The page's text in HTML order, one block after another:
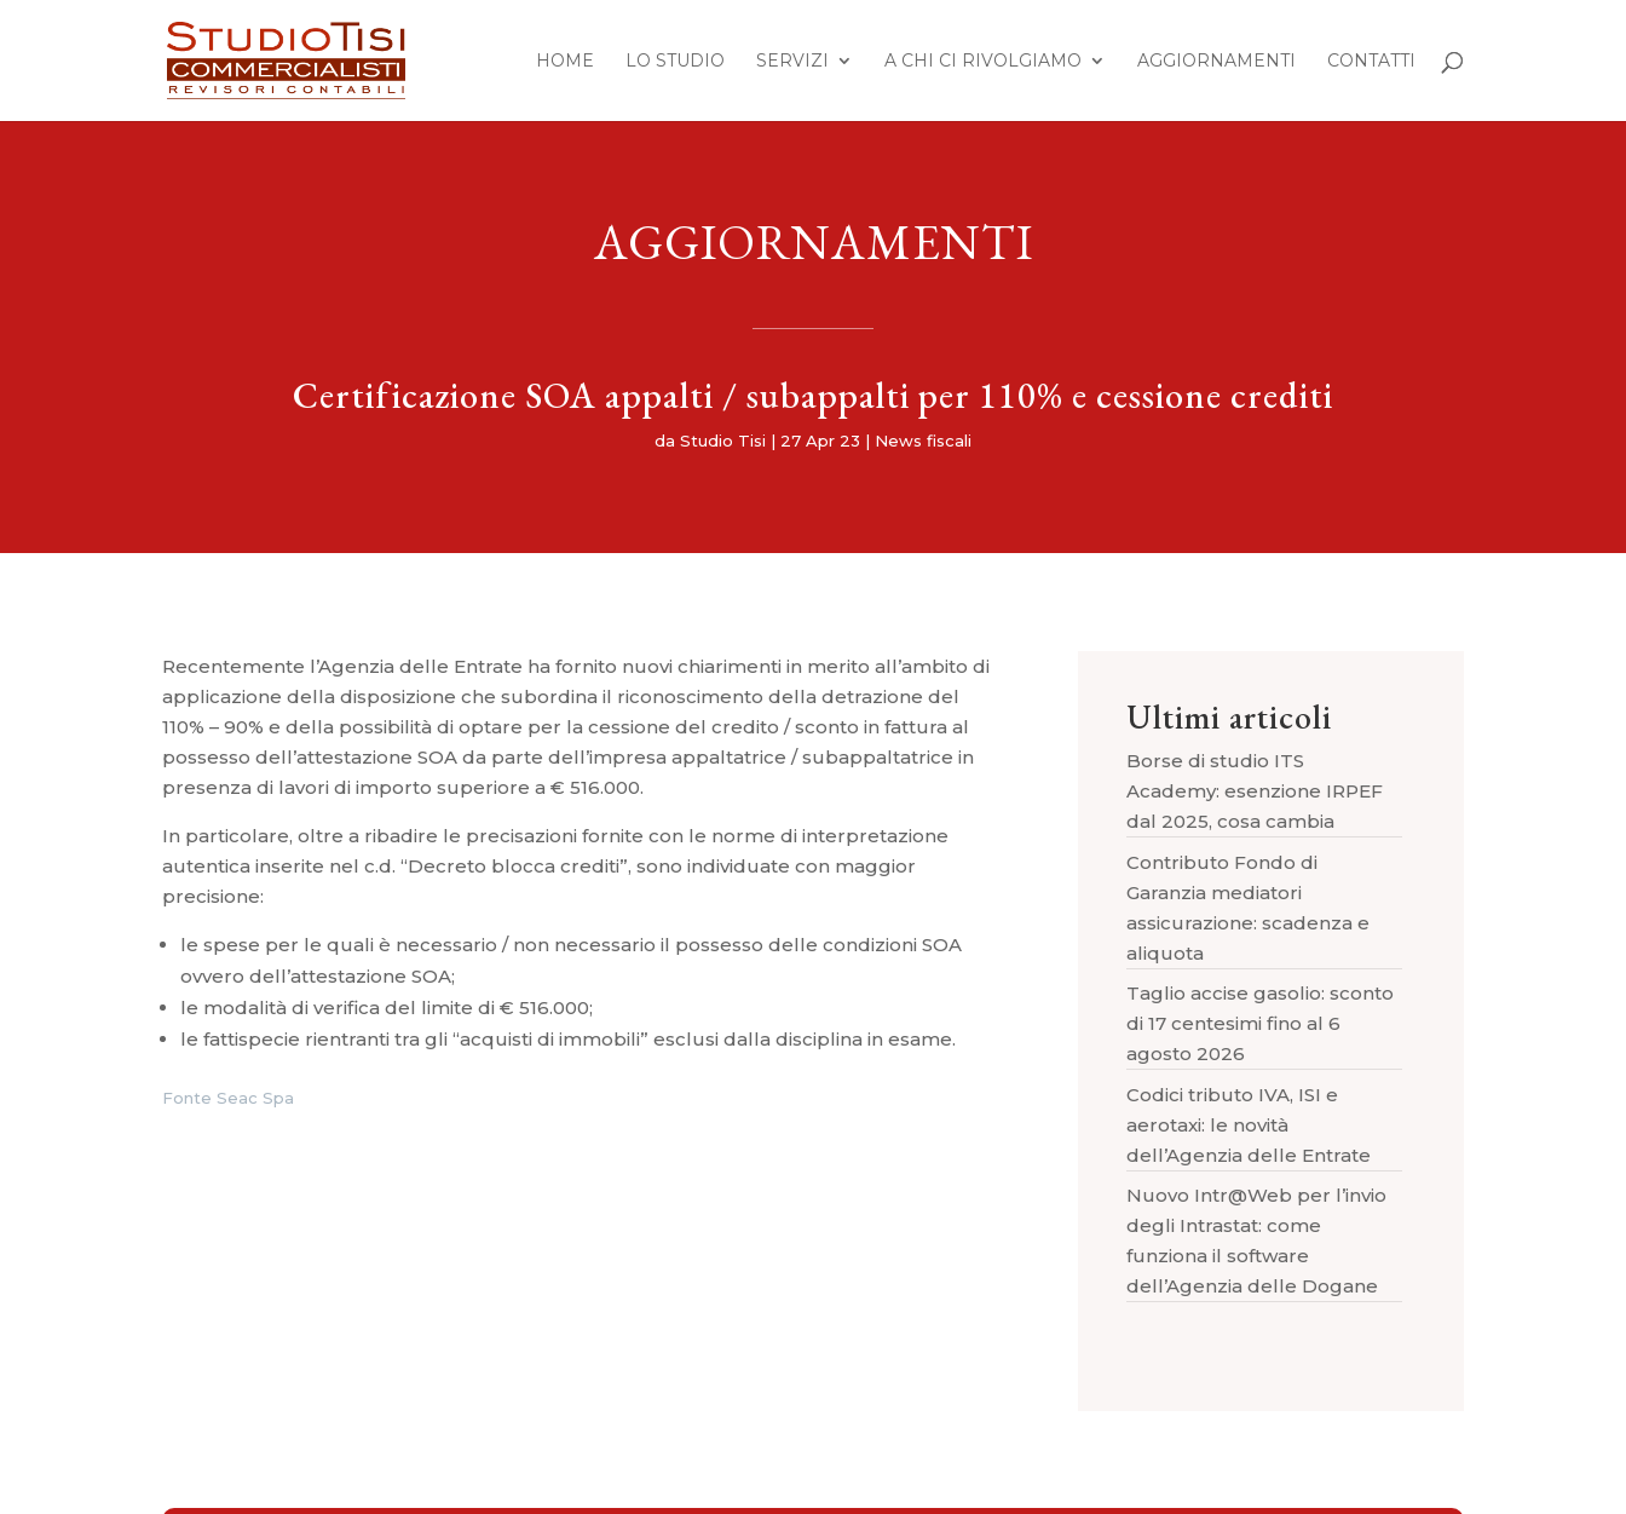
HOME LO STUDIO SERVIZI A CHI CI RIVOLGIAMO AGGIORNAMENTI CONTATTI
AGGIORNAMENTI
Certificazione SOA appalti / subappalti per 110% e cessione crediti
da Studio Tisi | 27 Apr 23 | News fiscali
Recentemente l’Agenzia delle Entrate ha fornito nuovi chiarimenti in merito all’ambito di
applicazione della disposizione che subordina il riconoscimento della detrazione del
110% – 90% e della possibilità di optare per la cessione del credito / sconto in fattura al
possesso dell’attestazione SOA da parte dell’impresa appaltatrice / subappaltatrice in
presenza di lavori di importo superiore a € 516.000.
In particolare, oltre a ribadire le precisazioni fornite con le norme di interpretazione
autentica inserite nel c.d. “Decreto blocca crediti”, sono individuate con maggior
precisione:
le spese per le quali è necessario / non necessario il possesso delle condizioni SOA
ovvero dell’attestazione SOA;
le modalità di verifica del limite di € 516.000;
le fattispecie rientranti tra gli “acquisti di immobili” esclusi dalla disciplina in esame.
Fonte Seac Spa
Ultimi articoli
Borse di studio ITS
Academy: esenzione IRPEF
dal 2025, cosa cambia
Contributo Fondo di
Garanzia mediatori
assicurazione: scadenza e
aliquota
Taglio accise gasolio: sconto
di 17 centesimi fino al 6
agosto 2026
Codici tributo IVA, ISI e
aerotaxi: le novità
dell’Agenzia delle Entrate
Nuovo Intr@Web per l’invio
degli Intrastat: come
funziona il software
dell’Agenzia delle Dogane